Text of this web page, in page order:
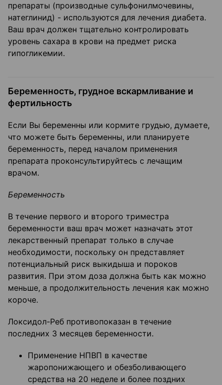
препараты (производные сульфонилмочевины,
натеглинид) - используются для лечения диабета.
Ваш врач должен тщательно контролировать
уровень сахара в крови на предмет риска
гипогликемии.
Беременность, грудное вскармливание и
фертильность
Если Вы беременны или кормите грудью, думаете,
что можете быть беременны, или планируете
беременность, перед началом применения
препарата проконсультируйтесь с лечащим
врачом.
Беременность
В течение первого и второго триместра
беременности ваш врач может назначать этот
лекарственный препарат только в случае
необходимости, поскольку он представляет
потенциальный риск выкидыша и пороков
развития. При этом доза должна быть как можно
меньше, а продолжительность лечения как можно
короче.
Локсидол-Реб противопоказан в течение
последних 3 месяцев беременности.
Применение НПВП в качестве
жаропонижающего и обезболивающего
средства на 20 неделе и более поздних